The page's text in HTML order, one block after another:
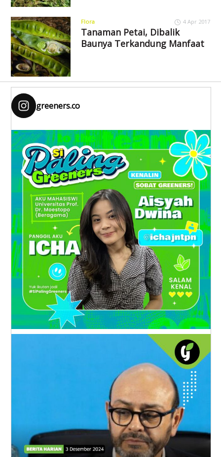
Flora 4 Apr 2017
Tanaman Petai, Dibalik
Baunya Terkandung Manfaat
greeners.co